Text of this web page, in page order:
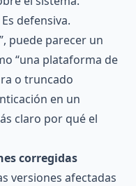
defensiva.
puede parecer un
“una plataforma de
o truncado
en un
claro por qué el
corregidas
versiones afectadas